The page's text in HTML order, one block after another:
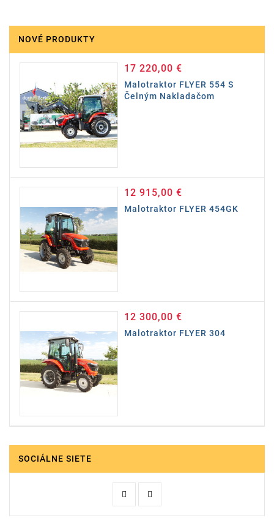
NOVÉ PRODUKTY
17 220,00 €Cena
Malotraktor FLYER 554 S
Čelným Nakladačom
12 915,00 €Cena
Malotraktor FLYER 454GK
12 300,00 €Cena
Malotraktor FLYER 304
SOCIÁLNE SIETE